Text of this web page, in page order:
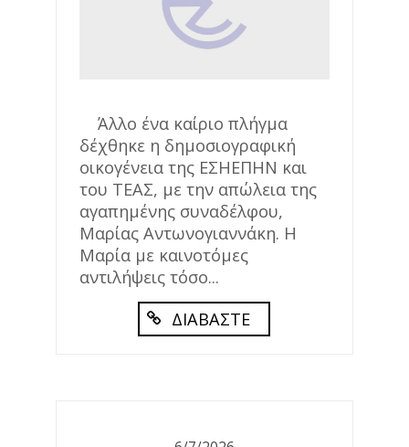
Άλλο ένα καίριο πλήγμα
δέχθηκε η δημοσιογραφική
οικογένεια της ΕΣΗΕΠΗΝ και
του ΤΕΑΣ, με την απώλεια της
αγαπημένης συναδέλφου,
Μαρίας Αντωνογιαννάκη. Η
Μαρία με καινοτόμες
αντιλήψεις τόσο...
ΔΙΑΒΑΣΤΕ